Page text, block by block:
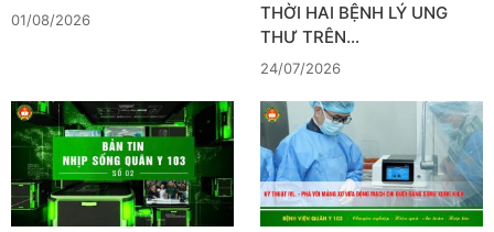
01/08/2026
THỜI HAI BỆNH LÝ UNG
THƯ TRÊN…
24/07/2026